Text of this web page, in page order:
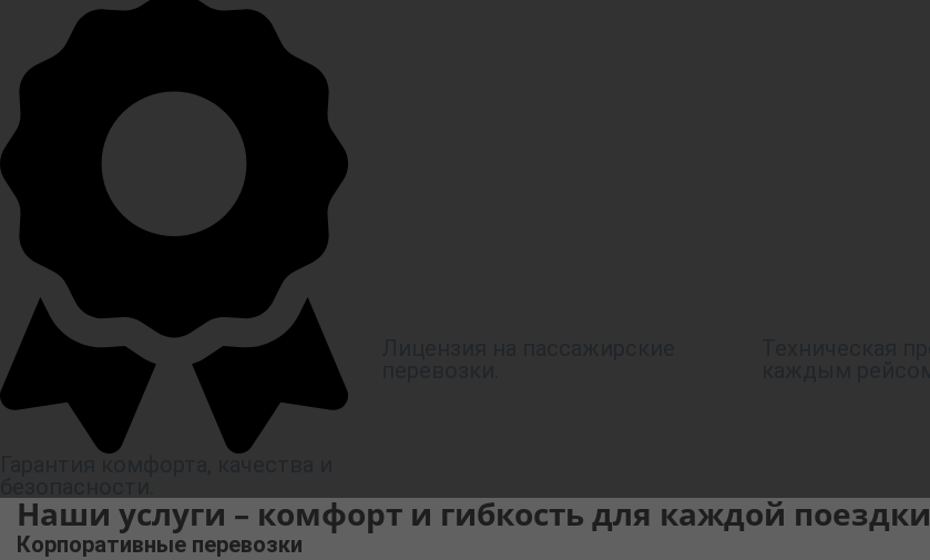
Наши услуги – комфорт и гибкость для каждой поездки
Корпоративные перевозки